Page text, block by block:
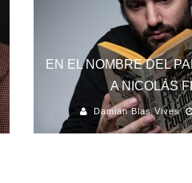
EN EL NOMBRE DEL
A NICOLÁS
Damian Blas Vives